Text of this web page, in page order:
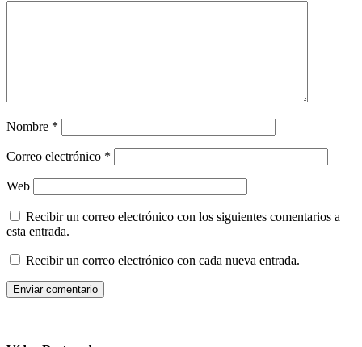
Nombre *
Correo electrónico *
Web
Recibir un correo electrónico con los siguientes comentarios a
esta entrada.
Recibir un correo electrónico con cada nueva entrada.